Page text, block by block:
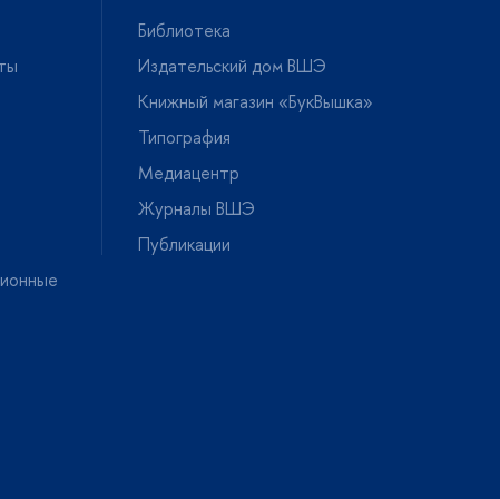
Библиотека
Издательский дом ВШЭ
Книжный магазин «БукВышка»
Типография
Медиацентр
Журналы ВШЭ
Публикации